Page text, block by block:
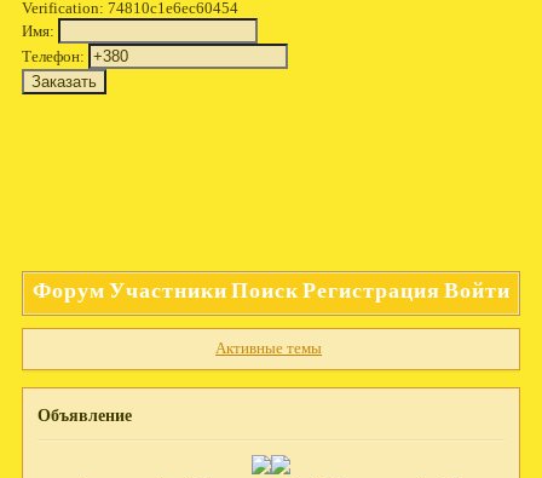
Verification: 74810c1e6ec60454
Имя:
Телефон:
Форум Участники ПоискРегистрация Войти
Активные темы
Объявление